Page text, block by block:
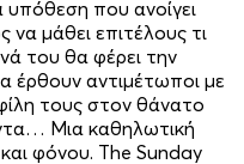
υπόθεση που ανοίγει
μάθει επιτέλους τι
του θα φέρει την
αντιμέτωποι με
τους στον θάνατο
Μια καθηλωτική
φόνου. The Sunday